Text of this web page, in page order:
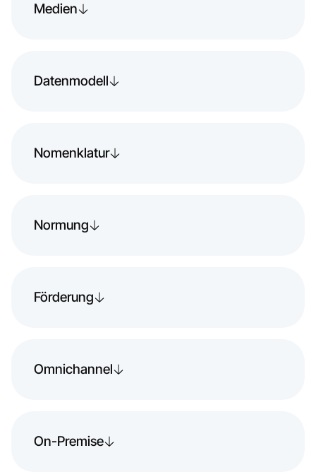
Medien
Datenmodell
Nomenklatur
Normung
Förderung
Omnichannel
On-Premise